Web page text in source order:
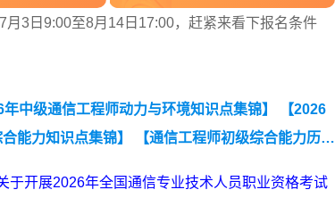
3日9:00至8月14日17:00，赶紧来看下报名条件
年中级通信工程师动力与环境知识点集锦】
【2026
能力知识点集锦】
【通信工程师初级综合能力历年
于开展2026年全国通信专业技术人员职业资格考试